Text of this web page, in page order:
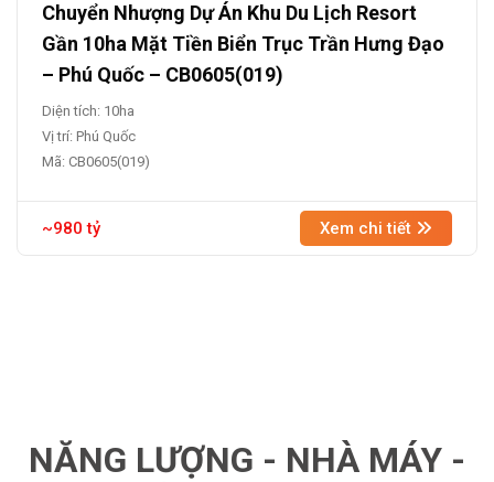
Chuyển Nhượng Dự Án Khu Du Lịch Resort
Gần 10ha Mặt Tiền Biển Trục Trần Hưng Đạo
– Phú Quốc – CB0605(019)
Diện tích: 10ha
Vị trí: Phú Quốc
Mã: CB0605(019)
~980 tỷ Xem chi tiết
NĂNG LƯỢNG - NHÀ MÁY -